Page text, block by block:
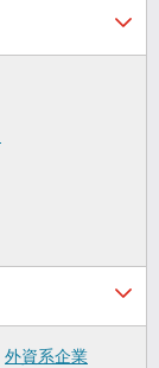
外資系企業